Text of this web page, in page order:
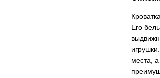
Его
места,